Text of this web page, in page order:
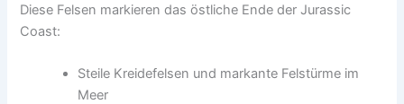
Diese Felsen markieren das östliche Ende der Jurassic
Coast:
Steile Kreidefelsen und markante Felstürme im
Meer